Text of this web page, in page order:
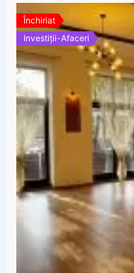
Închiriat
Investiții-Afaceri